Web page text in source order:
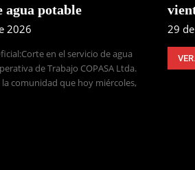
agua potable
2026
en el servicio de agua
de Trabajo COPASA Ltda.
comunidad que hoy miércoles,
29